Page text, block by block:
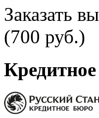
Заказать
(700 руб.)